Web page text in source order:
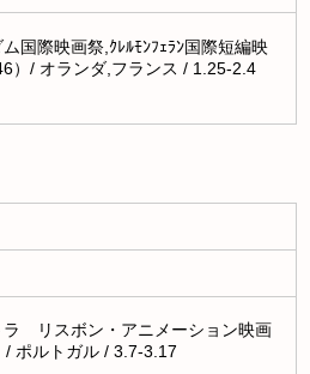
国際映画祭,ｸﾚﾙﾓﾝﾌｪﾗﾝ国際短編映
）/ オランダ,フランス / 1.25-2.4
ラ リスボン・アニメーション映画
/ ポルトガル / 3.7-3.17